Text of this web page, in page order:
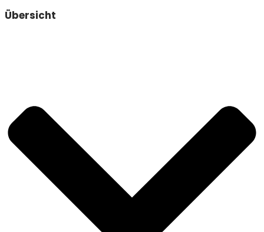
Übersicht